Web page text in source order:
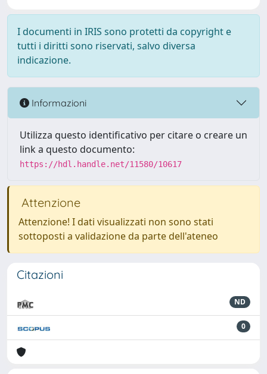
I documenti in IRIS sono protetti da copyright e
tutti i diritti sono riservati, salvo diversa
indicazione.
Informazioni
Utilizza questo identificativo per citare o creare un
link a questo documento:
https://hdl.handle.net/11580/10617
Attenzione
Attenzione! I dati visualizzati non sono stati
sottoposti a validazione da parte dell'ateneo
Citazioni
ND
0